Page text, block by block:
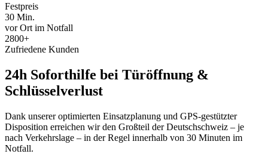
Festpreis
30 Min.
vor Ort im Notfall
2800+
Zufriedene Kunden
24h Soforthilfe bei Türöffnung &
Schlüsselverlust
Dank unserer optimierten Einsatzplanung und GPS-gestützter
Disposition erreichen wir den Großteil der Deutschschweiz – je
nach Verkehrslage – in der Regel innerhalb von 30 Minuten im
Notfall.